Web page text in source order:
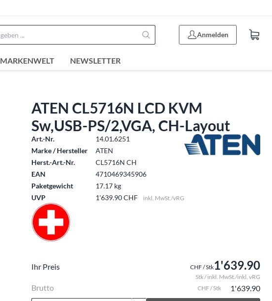
Anmelden
MARKENWELT NEWSLETTER
ATEN CL5716N LCD KVM
Sw,USB-PS/2,VGA, CH-Layout
Art.-Nr.
14.01.6251
Marke / Hersteller
ATEN
Herst.-Art.-Nr.
CL5716N CH
EAN
4710469345906
Paketgewicht
17.17 kg
UVP
1'639.90 CHF inkl. MwSt./vRG
Ihr Preis CHF / Stk1'639.90
Stk / inkl. MwSt./inkl. vRG
Brutto CHF / Stk 1'639.90